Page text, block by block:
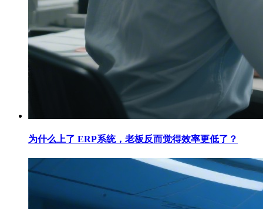
为什么上了 ERP系统，老板反而觉得效率更低了？